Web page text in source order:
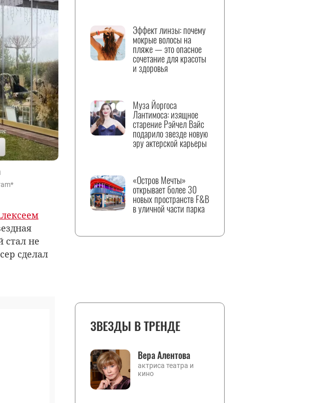
стал не
сделал
Эффект линзы: почему
мокрые волосы на
пляже — это опасное
сочетание для красоты
и здоровья
Муза Йоргоса
Лантимоса: изящное
старение Рэйчел Вайс
подарило звезде новую
эру актерской карьеры
«Остров Мечты»
открывает более 30
новых пространств F&B
в уличной части парка
ЗВЕЗДЫ В ТРЕНДЕ
Вера Алентова
актриса театра и
кино